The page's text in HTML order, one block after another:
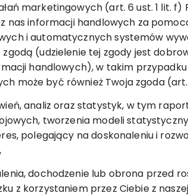
marketingowych (art. 6 ust. 1 lit. f)
nas informacji handlowych za
i automatycznych systemów
(udzielenie tej zgody jest
handlowych), w takim
może być również Twoja zgoda (art.
analiz oraz statystyk, w tym
tworzenia modeli
polegający na doskonaleniu i
dochodzenie lub obrona przed
z korzystaniem przez Ciebie z